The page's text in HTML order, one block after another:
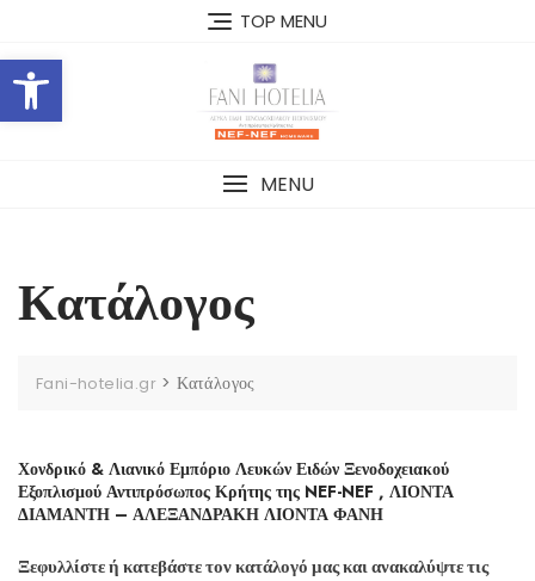
Open toolbar
content
TOP MENU
MENU
Κατάλογος
Fani-hotelia.gr >Κατάλογος
Χονδρικό & Λιανικό Εμπόριο Λευκών Ειδών Ξενοδοχειακού
Εξοπλισμού Αντιπρόσωπος Κρήτης της NEF-NEF , ΛΙΟΝΤΑ
ΔΙΑΜΑΝΤΗ – ΑΛΕΞΑΝΔΡΑΚΗ ΛΙΟΝΤΑ ΦΑΝΗ
Ξεφυλλίστε ή κατεβάστε τον κατάλογό μας και ανακαλύψτε τις